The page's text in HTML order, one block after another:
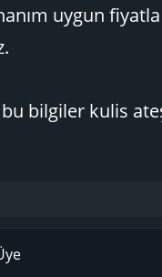
uygun
bilgiler kulis